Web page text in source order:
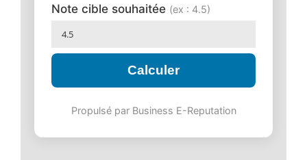
Note cible souhaitée (ex : 4.5)
Calculer
Propulsé par Business E-Reputation